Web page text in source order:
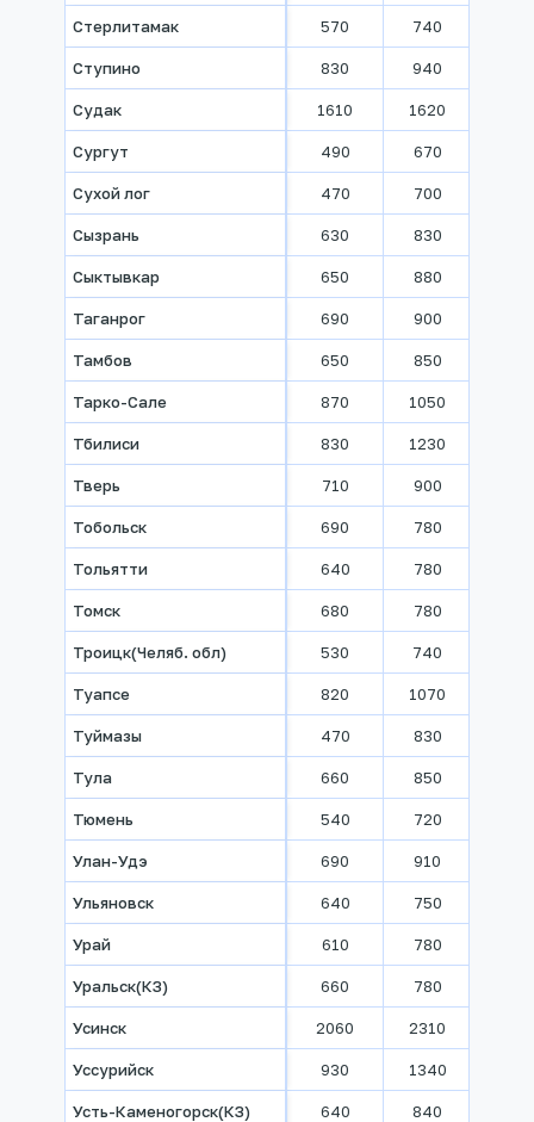
Стерлитамак 570 740
Ступино 830 940
Судак 1610 1620
Сургут 490 670
Сухой лог 470 700
Сызрань 630 830
Сыктывкар 650 880
Таганрог 690 900
Тамбов 650 850
Тарко-Сале 870 1050
Тбилиси 830 1230
Тверь 710 900
Тобольск 690 780
Тольятти 640 780
Томск 680 780
Троицк(Челяб. обл) 530 740
Туапсе 820 1070
Туймазы 470 830
Тула 660 850
Тюмень 540 720
Улан-Удэ 690 910
Ульяновск 640 750
Урай 610 780
Уральск(КЗ) 660 780
Усинск 2060 2310
Уссурийск 930 1340
Усть-Каменогорск(КЗ) 640 840